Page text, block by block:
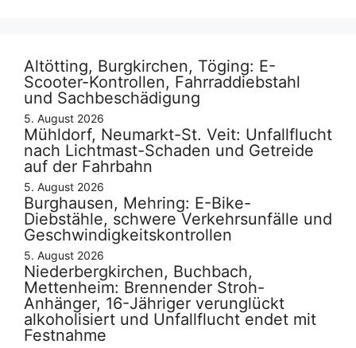
Altötting, Burgkirchen, Töging: E-
Scooter-Kontrollen, Fahrraddiebstahl
und Sachbeschädigung
5. August 2026
Mühldorf, Neumarkt-St. Veit: Unfallflucht
nach Lichtmast-Schaden und Getreide
auf der Fahrbahn
5. August 2026
Burghausen, Mehring: E-Bike-
Diebstähle, schwere Verkehrsunfälle und
Geschwindigkeitskontrollen
5. August 2026
Niederbergkirchen, Buchbach,
Mettenheim: Brennender Stroh-
Anhänger, 16-Jähriger verunglückt
alkoholisiert und Unfallflucht endet mit
Festnahme